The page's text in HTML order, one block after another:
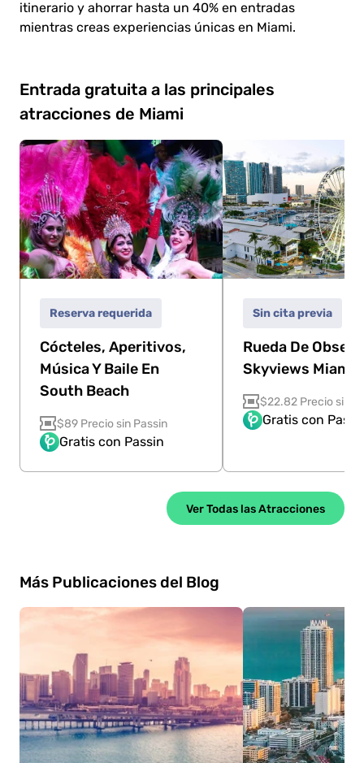
itinerario y ahorrar hasta un 40% en entradas
mientras creas experiencias únicas en Miami.
Entrada gratuita a las principales
atracciones de Miami
Reserva requerida
Cócteles, Aperitivos,
Música Y Baile En
South Beach
$89 Precio sin Passin
Gratis con Passin
Sin cita previa
Rueda De
Skyviews Miami
$22.82 Precio sin
Gratis con
Ver Todas las Atracciones
Más Publicaciones del Blog